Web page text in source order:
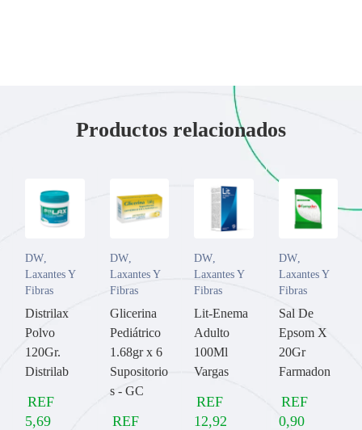
Productos relacionados
DW
Laxantes Y
Fibras
Distrilax
Polvo
120Gr.
Distrilab
REF
5,69
DW,
Laxantes Y
Fibras
Glicerina
Pediátrico
1.68gr x 6
Supositorio
s - GC
REF
DW
Laxantes Y
Fibras
Lit-Enema
Adulto
100Ml
Vargas
REF
12,92
DW,
Laxantes Y
Fibras
Sal De
Epsom X
20Gr
Farmadon
REF
0,90